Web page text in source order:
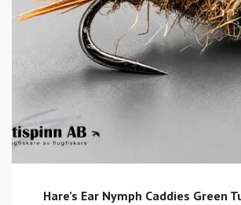
Hare’s Ear Nymph Caddies Green